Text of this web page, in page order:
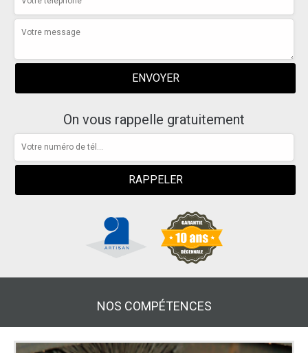
On vous rappelle gratuitement
NOS COMPÉTENCES